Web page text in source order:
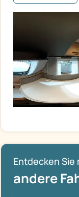
Entdecken Sie
andere